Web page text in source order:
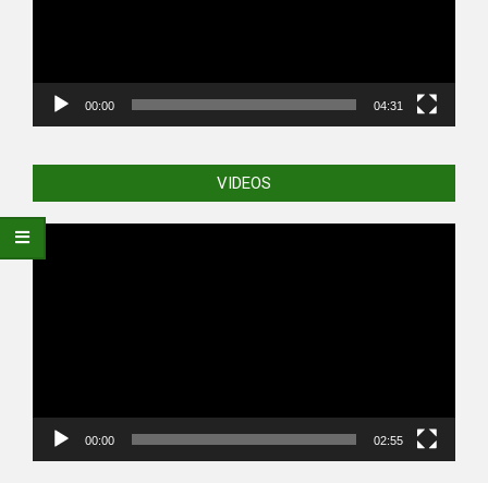
00:00 04:31
VIDEOS
Player
00:00 02:55